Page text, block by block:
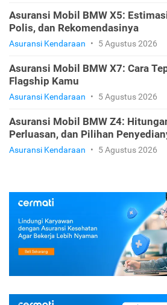
Asuransi Mobil BMW X5:
Polis, dan Rekomendasinya
Asuransi Kendaraan • 5 Agustus 2026
Asuransi Mobil BMW X7: Cara
Flagship Kamu
Asuransi Kendaraan • 5 Agustus 2026
Asuransi Mobil BMW Z4:
Perluasan, dan Pilihan
Asuransi Kendaraan • 5 Agustus 2026